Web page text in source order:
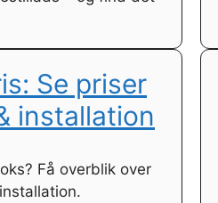
Se priser
installation
Få overblik over